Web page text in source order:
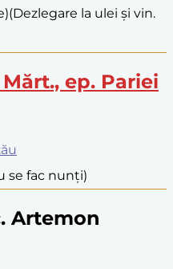
(Dezlegare la ulei și vin.
ep. Pariei
se fac nunți)
Artemon